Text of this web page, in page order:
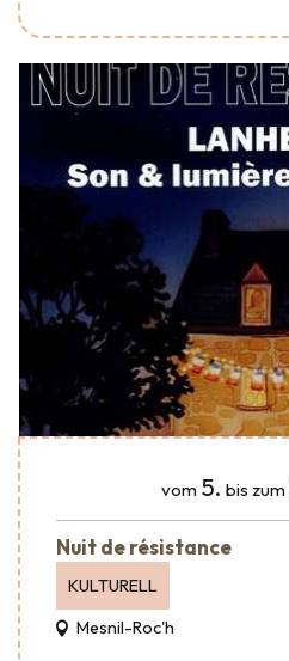
vom 5. bis zum
Nuit de résistance
KULTURELL
Mesnil-Roc'h